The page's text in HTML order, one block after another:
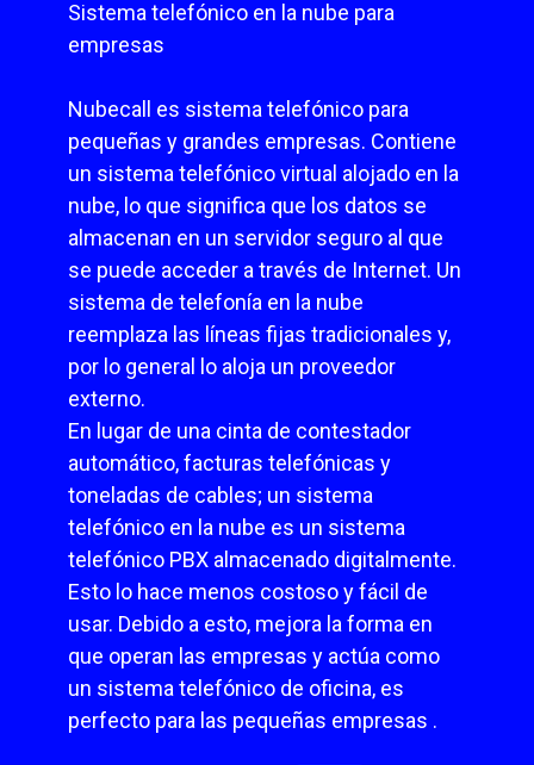
Sistema telefónico en la nube para
empresas
Nubecall es sistema telefónico para
pequeñas y grandes empresas. Contiene
un sistema telefónico virtual alojado en la
nube, lo que significa que los datos se
almacenan en un servidor seguro al que
se puede acceder a través de Internet. Un
sistema de telefonía en la nube
reemplaza las líneas fijas tradicionales y,
por lo general lo aloja un proveedor
externo.
En lugar de una cinta de contestador
automático, facturas telefónicas y
toneladas de cables; un sistema
telefónico en la nube es un sistema
telefónico PBX almacenado digitalmente.
Esto lo hace menos costoso y fácil de
usar. Debido a esto, mejora la forma en
que operan las empresas y actúa como
un sistema telefónico de oficina, es
perfecto para las pequeñas empresas .